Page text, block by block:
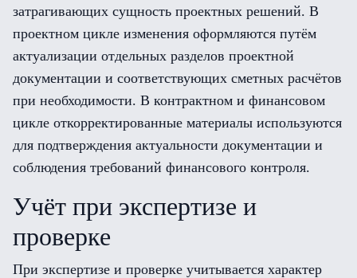
затрагивающих сущность проектных решений. В
проектном цикле изменения оформляются путём
актуализации отдельных разделов проектной
документации и соответствующих сметных расчётов
при необходимости. В контрактном и финансовом
цикле откорректированные материалы используются
для подтверждения актуальности документации и
соблюдения требований финансового контроля.
Учёт при экспертизе и
проверке
При экспертизе и проверке учитывается характер